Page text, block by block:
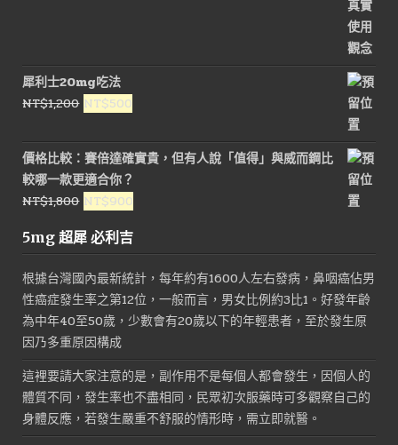
犀利士20mg吃法
NT$1,200 原
價
格：
NT$1,200。
NT$500
價
格：
NT$500。
價格比較：賽倍達確實貴，但有人說「值得」與威而鋼比
較哪一款更適合你？
NT$1,800 原
價
NT$1,800。
NT$900
NT$900。
5mg 超犀 必利吉
根據台灣國內最新統計，每年約有1600人左右發病，鼻咽癌佔男
性癌症發生率之第12位，一般而言，男女比例約3比1。好發年齡
為中年40至50歲，少數會有20歲以下的年輕患者，至於發生原
因乃多重原因構成
這裡要請大家注意的是，副作用不是每個人都會發生，因個人的
體質不同，發生率也不盡相同，民眾初次服藥時可多觀察自己的
身體反應，若發生嚴重不舒服的情形時，需立即就醫。